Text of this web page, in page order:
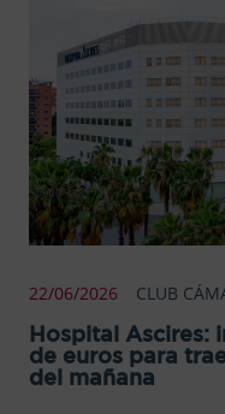
22/06/2026 CLUB
Hospital Ascires:
de euros para
del mañana